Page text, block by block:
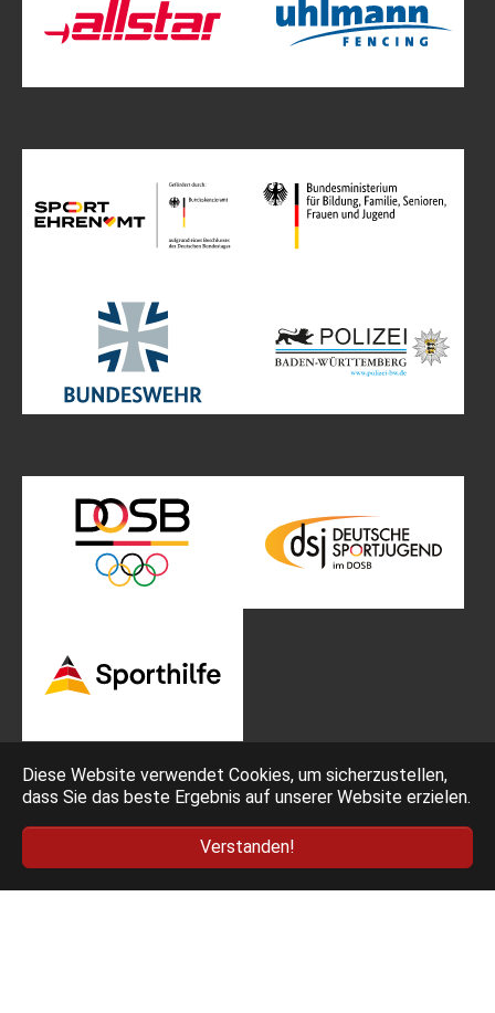
Diese Website verwendet Cookies, um sicherzustellen,
dass Sie das beste Ergebnis auf unserer Website erzielen.
Verstanden!
Datenschutz
AGB Ticketing